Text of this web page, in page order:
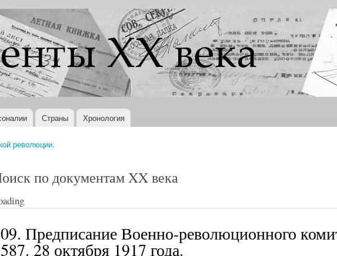
Перейти к
основному
содержанию
Страны Хронология
революции.
по документам XX века
Предписание Военно-революционного
28 октября 1917 года.